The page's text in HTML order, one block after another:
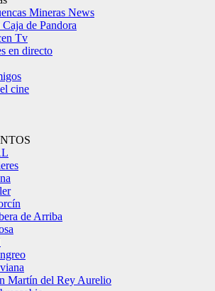
Mineras News
de Pandora
Tv
en directo
cine
de Arriba
Martín del Rey Aurelio